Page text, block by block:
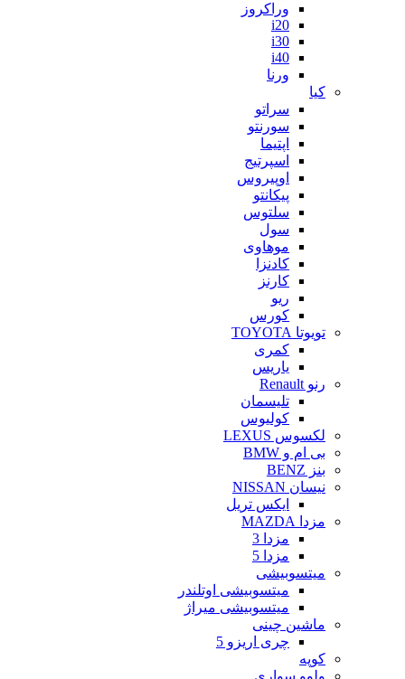
وراکروز
i20
i30
i40
ورنا
کیا
سراتو
سورنتو
اپتیما
اسپرتیج
اوپیروس
پیکانتو
سلتوس
سول
موهاوی
کادنزا
کارنز
ریو
کورس
تویوتا TOYOTA
کمری
یاریس
رنو Renault
تلیسمان
کولیوس
لکسوس LEXUS
بی ام و BMW
بنز BENZ
نیسان NISSAN
ایکس تریل
مزدا MAZDA
مزدا 3
مزدا 5
میتسوبیشی
میتسوبیشی اوتلندر
میتسوبیشی میراژ
ماشین چینی
چری اریزو 5
کوپه
ولوو سواری